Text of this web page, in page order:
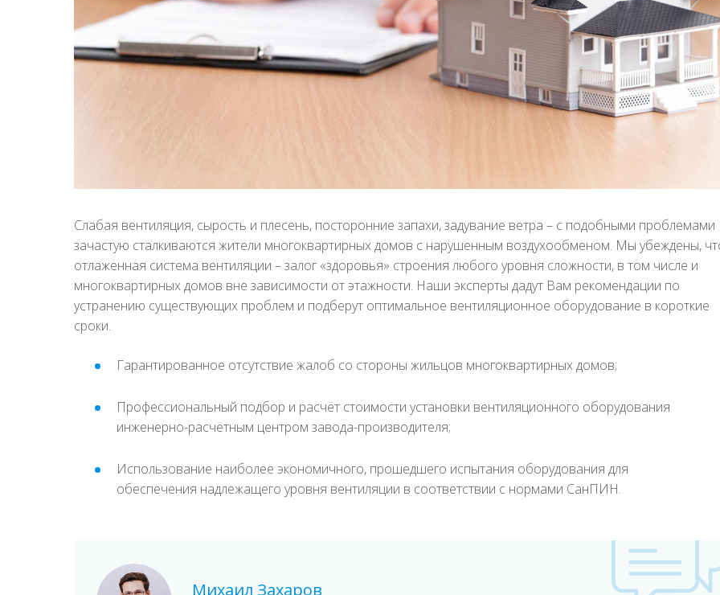
Слабая вентиляция, сырость и плесень, посторонние запахи, задувание ветра – с подобными проблемами
зачастую сталкиваются жители многоквартирных домов с нарушенным воздухообменом. Мы убеждены,
отлаженная система вентиляции – залог «здоровья» строения любого уровня сложности, в том числе и
многоквартирных домов вне зависимости от этажности. Наши эксперты дадут Вам рекомендации по
устранению существующих проблем и подберут оптимальное вентиляционное оборудование в короткие
сроки.
Гарантированное отсутствие жалоб со стороны жильцов многоквартирных домов;
Профессиональный подбор и расчёт стоимости установки вентиляционного оборудования
инженерно-расчётным центром завода-производителя;
Использование наиболее экономичного, прошедшего испытания оборудования для
обеспечения надлежащего уровня вентиляции в соответствии с нормами СанПИН.
Михаил Захаров